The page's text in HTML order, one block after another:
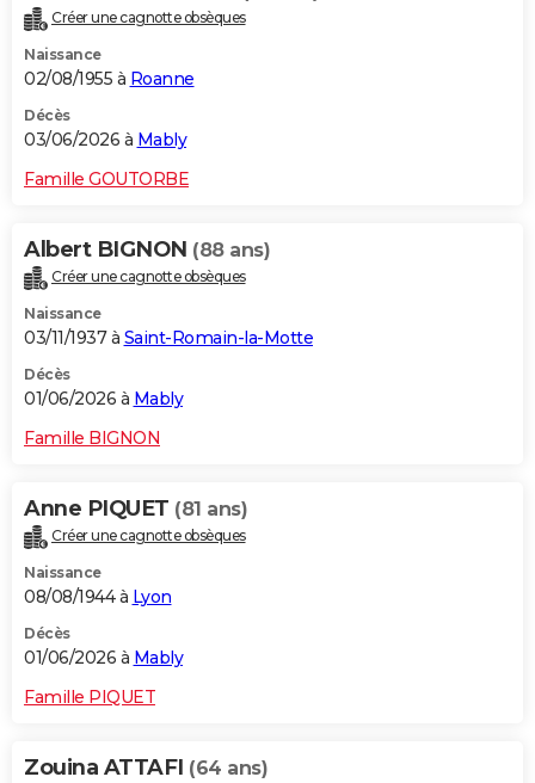
Créer une cagnotte obsèques
Naissance
02/08/1955 à Roanne
Décès
03/06/2026 à Mably
Famille GOUTORBE
Albert BIGNON (88 ans)
Créer une cagnotte obsèques
Naissance
03/11/1937 à Saint-Romain-la-Motte
Décès
01/06/2026 à Mably
Famille BIGNON
Anne PIQUET (81 ans)
Créer une cagnotte obsèques
Naissance
08/08/1944 à Lyon
Décès
01/06/2026 à Mably
Famille PIQUET
Zouina ATTAFI (64 ans)